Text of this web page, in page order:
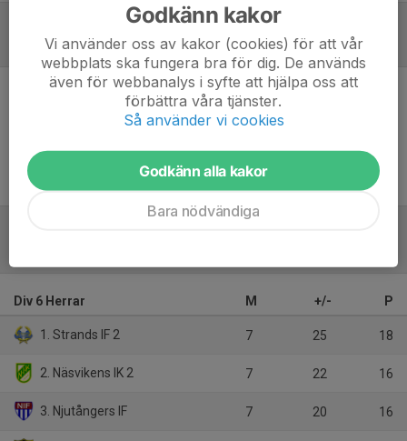
Referat
Inget referat skrivet
Div 6 Herrar M +/- P
1. Strands IF 2 7 25 18
2. Näsvikens IK 2 7 22 16
3. Njutångers IF 7 20 16
Godkänn kakor
Vi använder oss av kakor (cookies) för att vår
webbplats ska fungera bra för dig. De används
även för webbanalys i syfte att hjälpa oss att
förbättra våra tjänster.
Så använder vi cookies
Godkänn alla kakor
Bara nödvändiga